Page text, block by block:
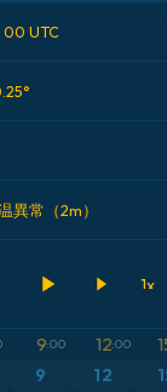
UTC
異常（2m）
9:00 12:00
9 12